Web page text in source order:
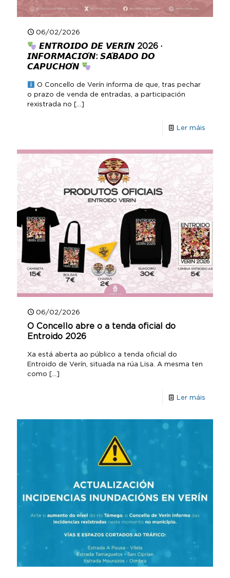
06/02/2026
𝙀𝙉𝙏𝙍𝙊𝙄𝘿𝙊 𝘿𝙀 𝙑𝙀𝙍𝙄́𝙉 2026 ·
𝙄𝙉𝙁𝙊𝙍𝙈𝘼𝘾𝙄𝙊́𝙉: 𝙎𝘼́𝘽𝘼𝘿𝙊 𝘿𝙊
𝘾𝘼𝙋𝙐𝘾𝙃𝙊́𝙉
O Concello de Verín informa de que, tras pechar
o prazo de venda de entradas, a participación
rexistrada no […]
Ler máis
06/02/2026
O Concello abre o a tenda oficial do
Entroido 2026
Xa está aberta ao público a tenda oficial do
Entroido de Verín, situada na rúa Lisa. A mesma ten
como […]
Ler máis